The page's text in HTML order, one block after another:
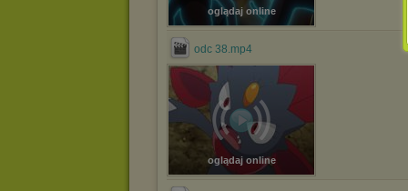
oglądaj online
odc 38.mp4
oglądaj online